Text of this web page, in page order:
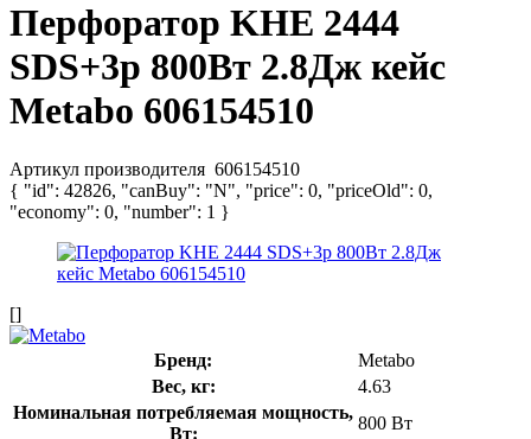
Перфоратор KHE 2444
SDS+3р 800Вт 2.8Дж кейс
Metabo 606154510
Артикул производителя 606154510
{ "id": 42826, "canBuy": "N", "price": 0, "priceOld": 0,
"economy": 0, "number": 1 }
[]
Бренд:
Metabo
Вес, кг:
4.63
Номинальная потребляемая мощность,
Вт:
800 Вт